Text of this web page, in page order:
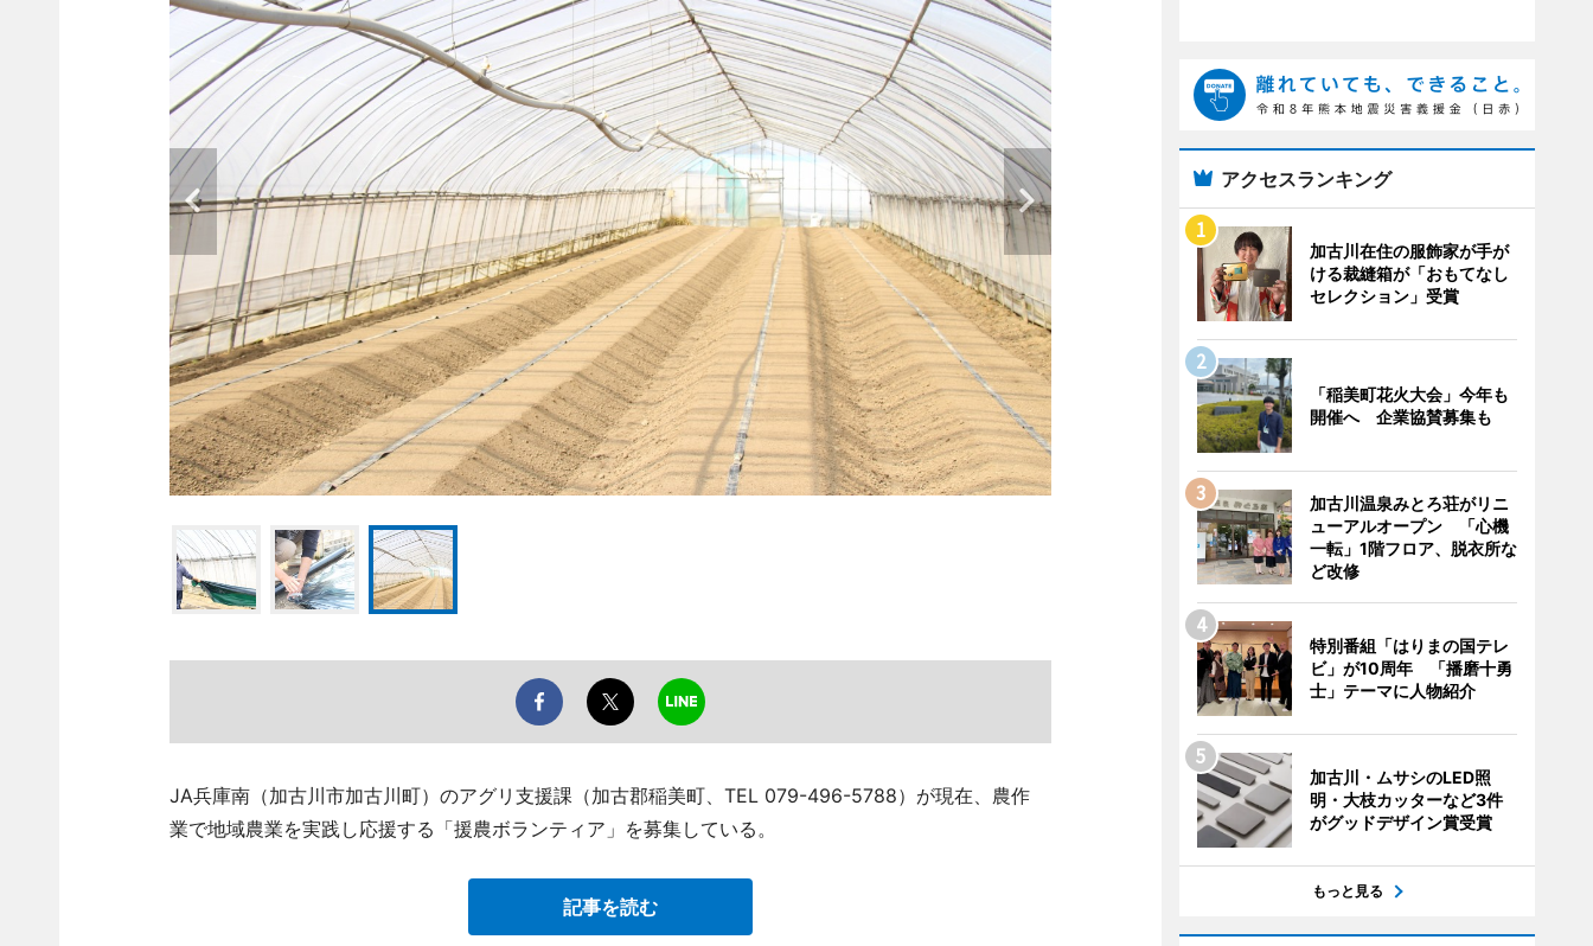
JA兵庫南（加古川市加古川町）のアグリ支援課（加古郡稲美町、TEL 079-496-5788）が現在、農作
業で地域農業を実践し応援する「援農ボランティア」を募集している。
記事を読む
アクセスランキング
加古川在住の服飾家が手が
ける裁縫箱が「おもてなし
セレクション」受賞
「稲美町花火大会」今年も
開催へ 企業協賛募集も
加古川温泉みとろ荘がリニ
ューアルオープン 「心機
一転」1階フロア、脱衣所な
ど改修
特別番組「はりまの国テレ
ビ」が10周年 「播磨十勇
士」テーマに人物紹介
加古川・ムサシのLED照
明・大枝カッターなど3件
がグッドデザイン賞受賞
もっと見る